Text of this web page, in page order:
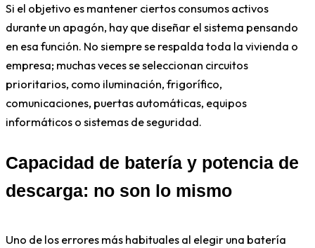
Si el objetivo es mantener ciertos consumos activos
durante un apagón, hay que diseñar el sistema pensando
en esa función. No siempre se respalda toda la vivienda o
empresa; muchas veces se seleccionan circuitos
prioritarios, como iluminación, frigorífico,
comunicaciones, puertas automáticas, equipos
informáticos o sistemas de seguridad.
Capacidad de batería y potencia de
descarga: no son lo mismo
Uno de los errores más habituales al elegir una batería